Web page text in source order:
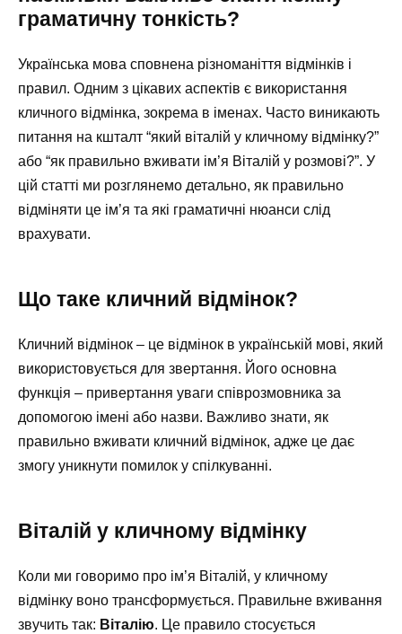
граматичну тонкість?
Українська мова сповнена різноманіття відмінків і
правил. Одним з цікавих аспектів є використання
кличного відмінка, зокрема в іменах. Часто виникають
питання на кшталт “який віталій у кличному відмінку?”
або “як правильно вживати ім’я Віталій у розмові?”. У
цій статті ми розглянемо детально, як правильно
відміняти це ім’я та які граматичні нюанси слід
врахувати.
Що таке кличний відмінок?
Кличний відмінок – це відмінок в українській мові, який
використовується для звертання. Його основна
функція – привертання уваги співрозмовника за
допомогою імені або назви. Важливо знати, як
правильно вживати кличний відмінок, адже це дає
змогу уникнути помилок у спілкуванні.
Віталій у кличному відмінку
Коли ми говоримо про ім’я Віталій, у кличному
відмінку воно трансформується. Правильне вживання
звучить так: Віталію. Це правило стосується